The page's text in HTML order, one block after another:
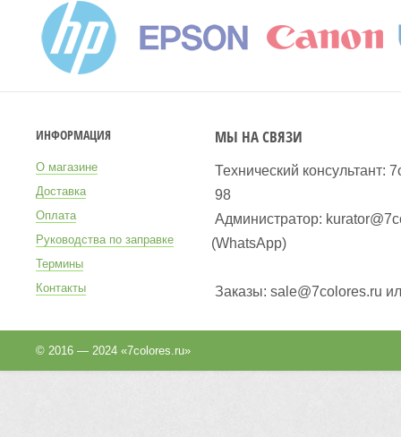
ИНФОРМАЦИЯ
О магазине
Доставка
Оплата
Руководства по заправке
Термины
Контакты
МЫ НА СВЯЗИ
Технический консультант:
98
Администратор:
(WhatsApp)
Заказы: sale@7colores.ru
© 2016 — 2024 «7colores.ru»